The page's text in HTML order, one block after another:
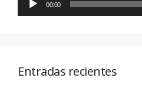
00:00
Entradas recientes